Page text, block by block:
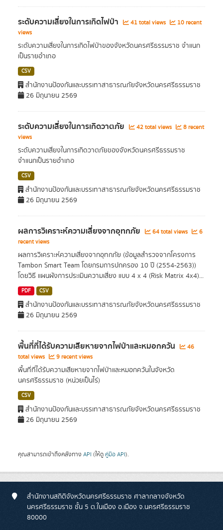
ระดับความเสี่ยงในการเกิดไฟป่า 41 total views
10 recent
views
ระดับความเสี่ยงในการเกิดไฟป่าของจังหวัดนครศรีธรรมราช จำแนก
เป็นรายอำเภอ
CSV
สำนักงานป้องกันและบรรเทาสาธารณภัยจังหวัดนครศรีธรรมราช
26 มิถุนายน 2569
ระดับความเสี่ยงในการเกิดวาตภัย 42 total views
8 recent
views
ระดับความเสี่ยงในการเกิดวาตภัยของจังหวัดนครศรีธรรมราช
จำแนกเป็นรายอำเภอ
CSV
สำนักงานป้องกันและบรรเทาสาธารณภัยจังหวัดนครศรีธรรมราช
26 มิถุนายน 2569
ผลการวิเคราะห์ความเสี่ยงจากอุทกภัย 64 total views
6
recent views
ผลการวิเคราะห์ความเสี่ยงจากอุทกภัย (ข้อมูลสำรวจจากโครงการ
Tambon Smart Team โดยกรมการปกครอง 10 ปี (2554-2563))
โดยวิธี แผนผังการประเมินความเสี่ยง แบบ 4 x 4 (Risk Matrix 4x4)...
PDF CSV
สำนักงานป้องกันและบรรเทาสาธารณภัยจังหวัดนครศรีธรรมราช
26 มิถุนายน 2569
พื้นที่ที่ได้รับความเสียหายจากไฟป่าและหมอกควัน
46
total views
9 recent views
พื้นที่ที่ได้รับความเสียหายจากไฟป่าและหมอกควันในจังหวัด
นครศรีธรรมราช (หน่วยเป็นไร่)
CSV
สำนักงานป้องกันและบรรเทาสาธารณภัยจังหวัดนครศรีธรรมราช
26 มิถุนายน 2569
คุณสามารถเข้าถึงคลังทาง API (ให้ดู คู่มือ API).
สำนักงานสถิติจังหวัดนครศรีธรรมราช ศาลากลางจังหวัด
นครศรีธรรมราช ชั้น 5 ต.ในเมือง อ.เมือง จ.นครศรีธรรมราช
80000